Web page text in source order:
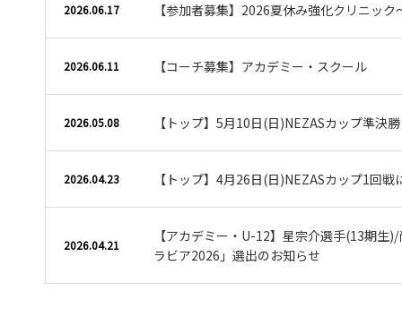
2026.06.17 【参加者募集】2026夏休み強化クリニッ
2026.06.11 【コーチ募集】アカデミー・スクール
2026.05.08 【トップ】5月10日(日)NEZASカップ準決
2026.04.23 【トップ】4月26日(日)NEZASカップ1回戦
2026.04.21
【アカデミー・U-12】星宗介選手(13期生
ラビア2026」選出のお知らせ